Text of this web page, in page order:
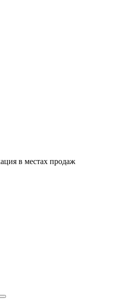
в местах продаж